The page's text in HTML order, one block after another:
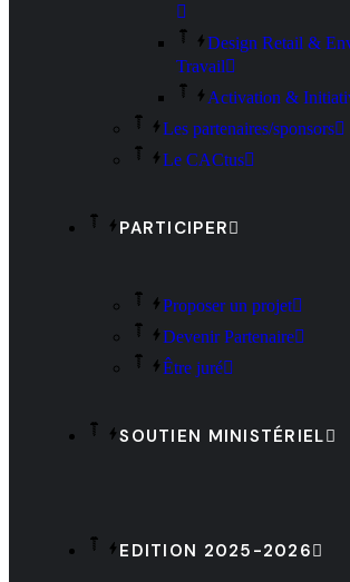
Design Retail &
Travail
Activation &
Les partenaires/sponsors
Le CACtus
PARTICIPER
Proposer un projet
Devenir Partenaire
Être juré
SOUTIEN MINISTÉRIEL
EDITION 2025-2026